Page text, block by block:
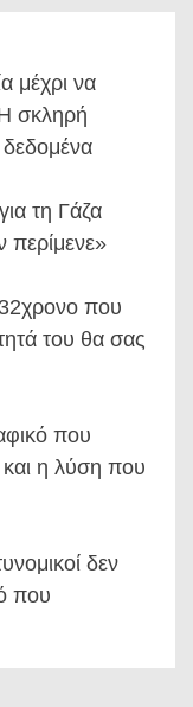
μέχρι να
σκληρή
τη Γάζα
περίμενε»
που
του θα σας
που
η λύση που
δεν
που